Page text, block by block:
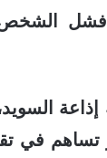
فشل الشخص
تساهم في